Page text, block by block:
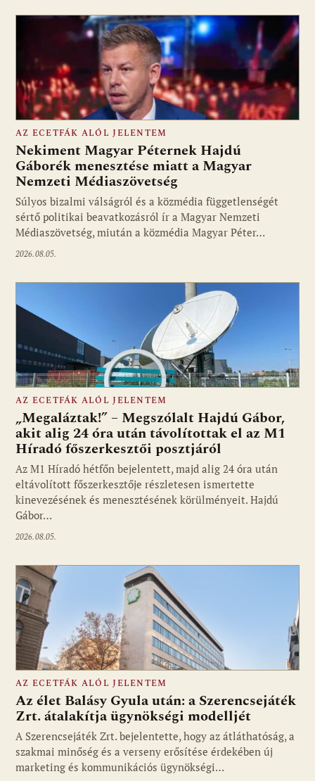
Fotó: media1.hu
AZ ECETFÁK ALÓL JELENTEM
Nekiment Magyar Péternek Hajdú
Gáborék menesztése miatt a Magyar
Nemzeti Médiaszövetség
Súlyos bizalmi válságról és a közmédia függetlenségét
sértő politikai beavatkozásról ír a Magyar Nemzeti
Médiaszövetség, miután a közmédia Magyar Péter…
2026.08.05.
Fotó: media1.hu
AZ ECETFÁK ALÓL JELENTEM
„Megaláztak!” – Megszólalt Hajdú Gábor,
akit alig 24 óra után távolítottak el az M1
Híradó főszerkesztői posztjáról
Az M1 Híradó hétfőn bejelentett, majd alig 24 óra után
eltávolított főszerkesztője részletesen ismertette
kinevezésének és menesztésének körülményeit. Hajdú
Gábor…
2026.08.05.
Fotó: media1.hu
AZ ECETFÁK ALÓL JELENTEM
Az élet Balásy Gyula után: a Szerencsejáték
Zrt. átalakítja ügynökségi modelljét
A Szerencsejáték Zrt. bejelentette, hogy az átláthatóság, a
szakmai minőség és a verseny erősítése érdekében új
marketing és kommunikációs ügynökségi…